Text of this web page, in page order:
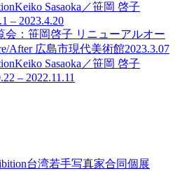
Keiko Sasaoka／笹岡 啓子
– 2023.4.20
会：笹岡啓子 リニューアルオー
After 広島市現代美術館2023.3.07
Keiko Sasaoka／笹岡 啓子
– 2022.11.11
台湾若手写真家合同個展